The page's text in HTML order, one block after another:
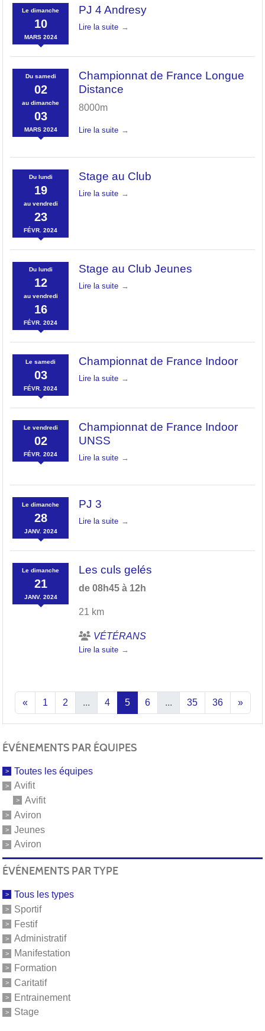
Ledimanche
10
MARS 2024
PJ 4 Andresy
Lire la suite
Du samedi
02
audimanche
03
MARS 2024
Championnat de France Longue
Distance
8000m
Lire la suite
Du lundi
19
au vendredi
23
FÉVR. 2024
Stage au Club
Lire la suite
Du lundi
12
au vendredi
16
FÉVR. 2024
Stage au Club Jeunes
Lire la suite
Lesamedi
03
FÉVR. 2024
Championnat de France Indoor
Lire la suite
Le vendredi
02
FÉVR. 2024
Championnat de France Indoor
UNSS
Lire la suite
Ledimanche
28
JANV. 2024
PJ 3
Lire la suite
Ledimanche
21
JANV. 2024
Les culs gelés
de 08h45 à 12h
21 km
VÉTÉRANS
Lire la suite
« 1 2 ... 4 5 6 ... 35 36 »
ÉVÉNEMENTS PAR ÉQUIPES
Toutes les équipes
Avifit
Avifit
Aviron
Jeunes
Aviron
ÉVÉNEMENTS PAR TYPE
Tous les types
Sportif
Festif
Administratif
Manifestation
Formation
Caritatif
Entrainement
Stage